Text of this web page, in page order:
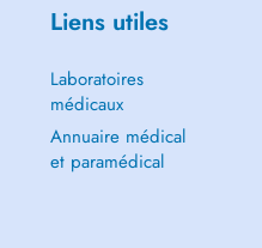
Liens utiles
Laboratoires
médicaux
Annuaire médical
et paramédical